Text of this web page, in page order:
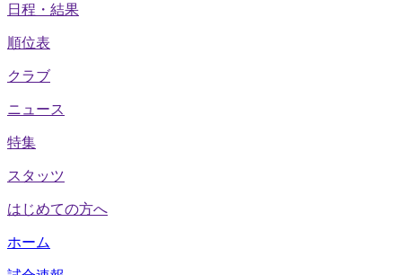
日程・結果
順位表
クラブ
ニュース
特集
スタッツ
はじめての方へ
ホーム